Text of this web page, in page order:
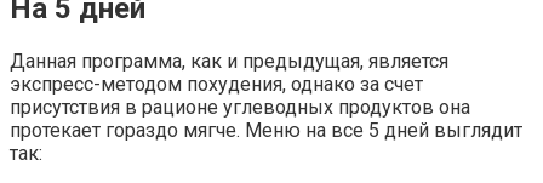
На 5 дней
Данная программа, как и предыдущая, является
экспресс-методом похудения, однако за счет
присутствия в рационе углеводных продуктов она
протекает гораздо мягче. Меню на все 5 дней выглядит
так: